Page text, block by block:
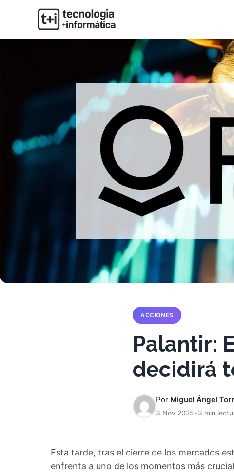
ACCIONES
Palantir:
decidirá
Por Miguel Ángel
3 Nov 2025•3 min
Esta tarde, tras el cierre de los mercados
enfrenta a uno de los momentos más